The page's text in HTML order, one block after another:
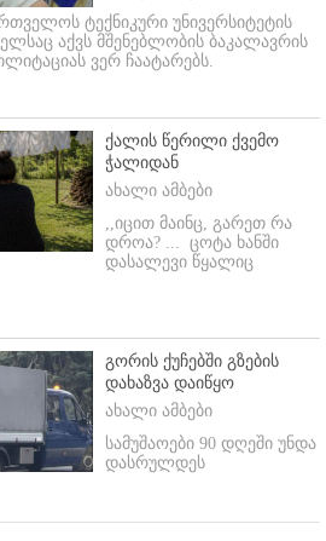
ტექნიკური უნივერსიტეტის
აქვს მშენებლობის ბაკალავრის
ვერ ჩაატარებს.
ქალის წერილი ქვემო
ჭალიდან
ახალი ამბები
,,იცით მაინც, გარეთ რა
დროა? ... ცოტა ხანში
დასალევი წყალიც
გორის ქუჩებში გზების
დახაზვა დაიწყო
ახალი ამბები
სამუშაოები 90 დღეში უნდა
დასრულდეს